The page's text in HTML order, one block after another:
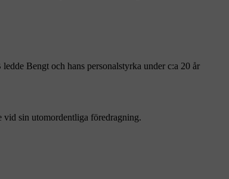
Bengt och hans personalstyrka under c:a 20 år
vid sin utomordentliga föredragning.